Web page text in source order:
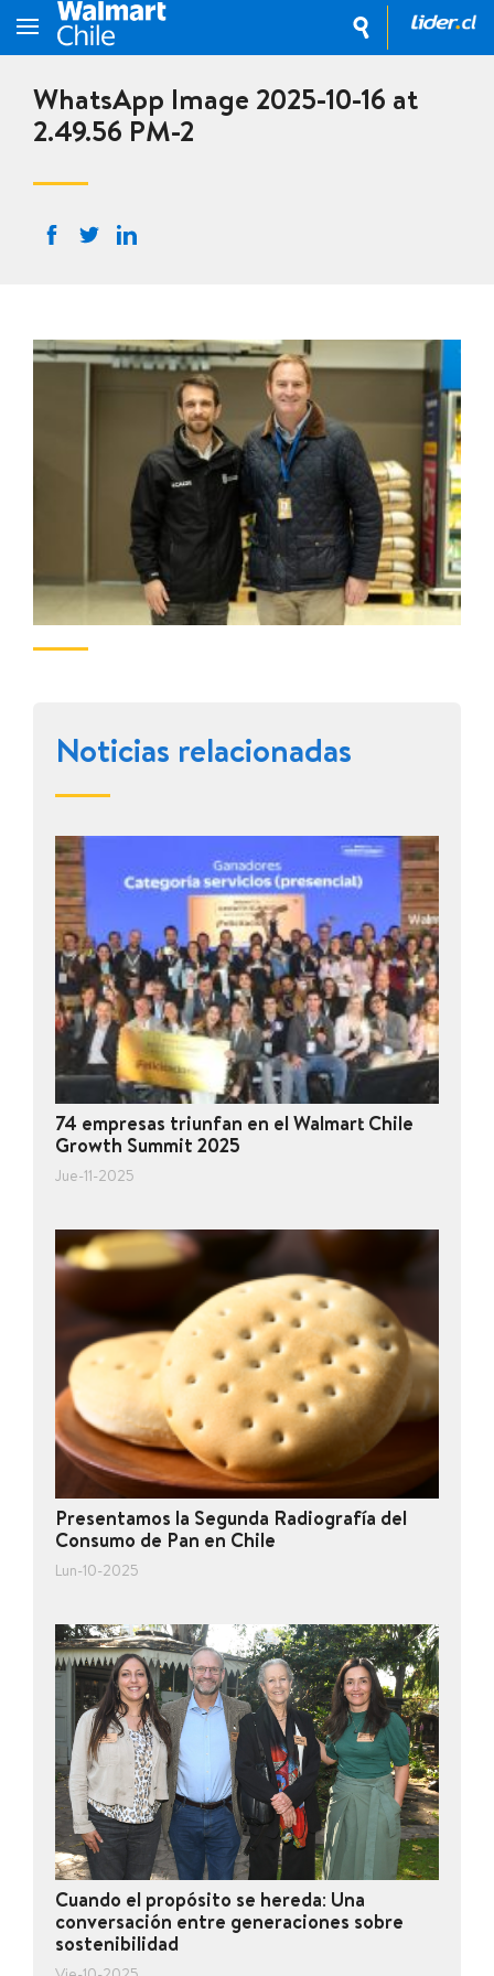
WhatsApp Image 2025-10-16 at
2.49.56 PM-2
Noticias relacionadas
74 empresas triunfan en el Walmart Chile
Growth Summit 2025
Jue-11-2025
Presentamos la Segunda Radiografía del
Consumo de Pan en Chile
Lun-10-2025
Cuando el propósito se hereda: Una
conversación entre generaciones sobre
sostenibilidad